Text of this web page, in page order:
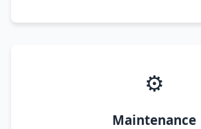
⚙️
Maintenance